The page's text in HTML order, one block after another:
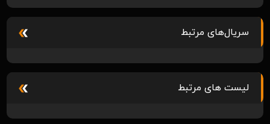
سریال‌های مرتبط
لیست های مرتبط